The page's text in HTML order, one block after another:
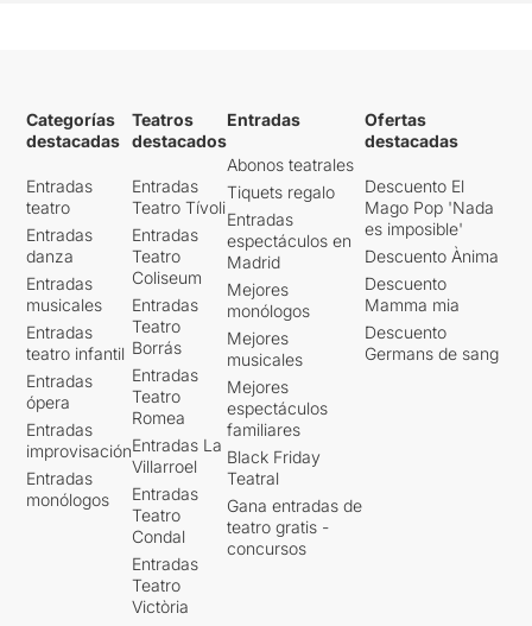
Categorías
destacadas
Entradas
teatro
Entradas
danza
Entradas
musicales
Entradas
teatro infantil
Entradas
ópera
Entradas
improvisación
Entradas
monólogos
Teatros
destacados
Entradas
Teatro Tívoli
Entradas
Teatro
Coliseum
Entradas
Teatro
Borrás
Entradas
Teatro
Romea
Entradas La
Villarroel
Entradas
Teatro
Condal
Entradas
Teatro
Victòria
Entradas
Abonos teatrales
Tiquets regalo
Entradas
espectáculos en
Madrid
Mejores
monólogos
Mejores
musicales
Mejores
espectáculos
familiares
Black Friday
Teatral
Gana entradas de
teatro gratis -
concursos
Ofertas
destacadas
Descuento El
Mago Pop 'Nada
es imposible'
Descuento Ànima
Descuento
Mamma mia
Descuento
Germans de sang